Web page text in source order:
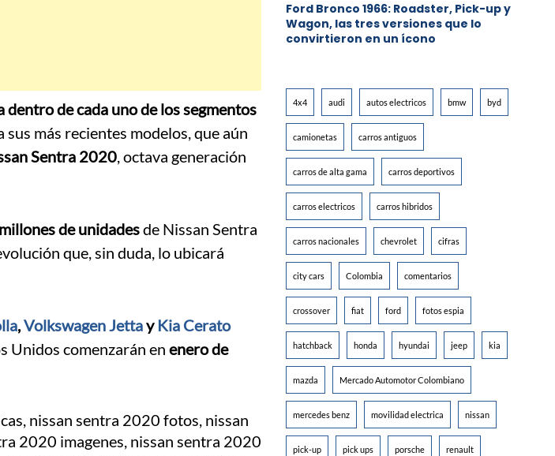
dentro de cada uno de los segmentos
más recientes modelos, que aún
Sentra 2020, octava generación
de unidadesde Nissan Sentra
que, sin duda, lo ubicará
,Volkswagen Jettay Kia Cerato
Unidos comenzarán en enero de
Ford Bronco 1966: Roadster, Pick-up y
Wagon, las tres versiones que lo
convirtieron en un ícono
4x4 audi autos electricos bmw byd
camionetas carros antiguos
carros de alta gama carros deportivos
carros electricos carros hibridos
carros nacionales chevrolet cifras
city cars Colombia comentarios
crossover fiat ford fotos espia
hatchback honda hyundai jeep kia
mazda Mercado Automotor Colombiano
mercedes benz movilidad electrica nissan
pick-up pick ups porsche renault